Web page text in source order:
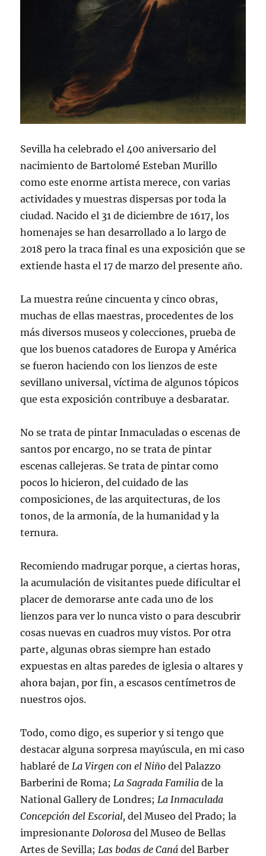
Sevilla ha celebrado el 400 aniversario del
nacimiento de Bartolomé Esteban Murillo
como este enorme artista merece, con varias
actividades y muestras dispersas por toda la
ciudad. Nacido el 31 de diciembre de 1617, los
homenajes se han desarrollado a lo largo de
2018 pero la traca final es una exposición que se
extiende hasta el 17 de marzo del presente año.
La muestra reúne cincuenta y cinco obras,
muchas de ellas maestras, procedentes de los
más diversos museos y colecciones, prueba de
que los buenos catadores de Europa y América
se fueron haciendo con los lienzos de este
sevillano universal, víctima de algunos tópicos
que esta exposición contribuye a desbaratar.
No se trata de pintar Inmaculadas o escenas de
santos por encargo, no se trata de pintar
escenas callejeras. Se trata de pintar como
pocos lo hicieron, del cuidado de las
composiciones, de las arquitecturas, de los
tonos, de la armonía, de la humanidad y la
ternura.
Recomiendo madrugar porque, a ciertas horas,
la acumulación de visitantes puede dificultar el
placer de demorarse ante cada uno de los
lienzos para ver lo nunca visto o para descubrir
cosas nuevas en cuadros muy vistos. Por otra
parte, algunas obras siempre han estado
expuestas en altas paredes de iglesia o altares y
ahora bajan, por fin, a escasos centímetros de
nuestros ojos.
Todo, como digo, es superior y si tengo que
destacar alguna sorpresa mayúscula, en mi caso
hablaré de La Virgen con el Niñodel Palazzo
Barberini de Roma; La Sagrada Familiade la
National Gallery de Londres; La Inmaculada
Concepción del Escorial,del Museo del Prado; la
impresionante Dolorosadel Museo de Bellas
Artes de Sevilla; Las bodas de Canádel Barber